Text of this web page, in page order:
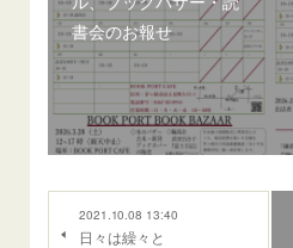
書会のお報せ
2021.10.08 13:40
日々は繰々と